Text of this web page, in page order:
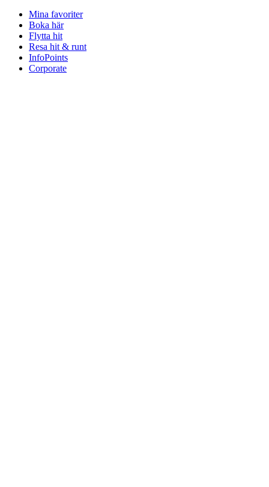
Mina favoriter
Boka här
Flytta hit
Resa hit & runt
InfoPoints
Corporate